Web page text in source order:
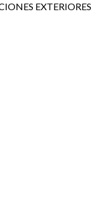
EXTERIORES